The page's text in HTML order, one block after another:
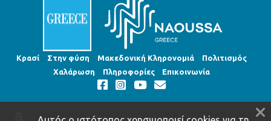
Κρασί Στην φύση Μακεδονική Κληρονομιά
Πολιτισμός
Χαλάρωση
Πληροφορίες Επικοινωνία